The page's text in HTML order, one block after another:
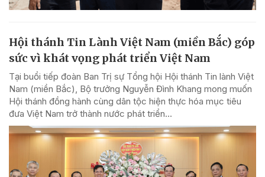
Hội thánh Tin Lành Việt Nam (miền Bắc) góp
sức vì khát vọng phát triển Việt Nam
Tại buổi tiếp đoàn Ban Trị sự Tổng hội Hội thánh Tin lành Việt
Nam (miền Bắc), Bộ trưởng Nguyễn Đình Khang mong muốn
Hội thánh đồng hành cùng dân tộc hiện thực hóa mục tiêu
đưa Việt Nam trở thành nước phát triển...